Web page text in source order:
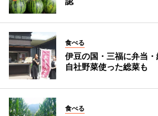
食べる
伊豆の国・三福に弁当
自社野菜使った総菜も
食べる